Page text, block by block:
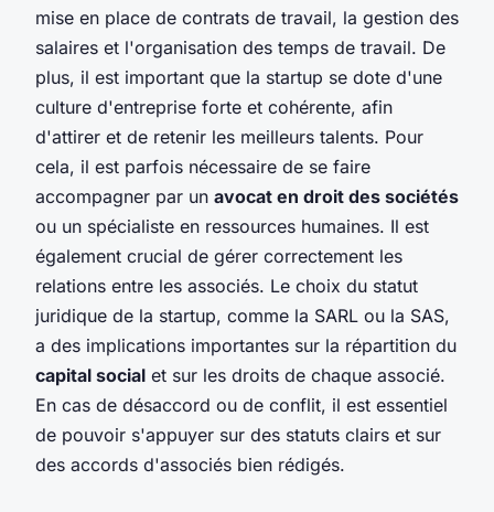
mise en place de contrats de travail, la gestion des
salaires et l'organisation des temps de travail. De
plus, il est important que la startup se dote d'une
culture d'entreprise forte et cohérente, afin
d'attirer et de retenir les meilleurs talents. Pour
cela, il est parfois nécessaire de se faire
accompagner par un avocat en droit des sociétés
ou un spécialiste en ressources humaines. Il est
également crucial de gérer correctement les
relations entre les associés. Le choix du statut
juridique de la startup, comme la SARL ou la SAS,
a des implications importantes sur la répartition du
capital social et sur les droits de chaque associé.
En cas de désaccord ou de conflit, il est essentiel
de pouvoir s'appuyer sur des statuts clairs et sur
des accords d'associés bien rédigés.